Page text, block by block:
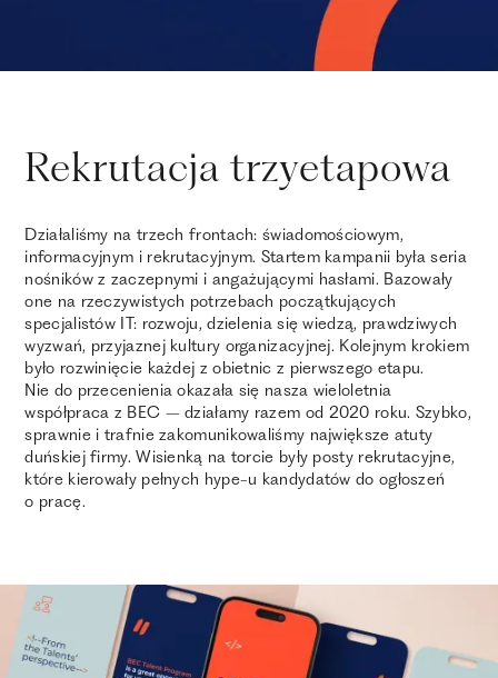
Rekrutacja trzyetapowa
Działaliśmy na trzech frontach: świadomościowym,
informacyjnym i rekrutacyjnym. Startem kampanii była seria
nośników z zaczepnymi i angażującymi hasłami. Bazowały
one na rzeczywistych potrzebach początkujących
specjalistów IT: rozwoju, dzielenia się wiedzą, prawdziwych
wyzwań, przyjaznej kultury organizacyjnej. Kolejnym krokiem
było rozwinięcie każdej z obietnic z pierwszego etapu.
Nie do przecenienia okazała się nasza wieloletnia
współpraca z BEC – działamy razem od 2020 roku. Szybko,
sprawnie i trafnie zakomunikowaliśmy największe atuty
duńskiej firmy. Wisienką na torcie były posty rekrutacyjne,
które kierowały pełnych hype-u kandydatów do ogłoszeń
o pracę.